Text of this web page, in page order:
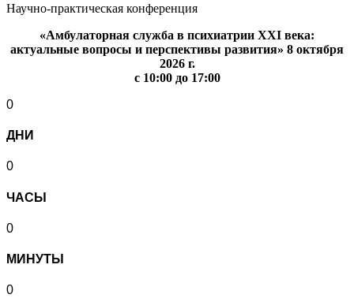
Научно-практическая конференция
«Амбулаторная служба в психиатрии XXI века:
актуальные вопросы и перспективы развития» 8 октября
2026 г.
с 10:00 до 17:00
0
ДНИ
0
ЧАСЫ
0
МИНУТЫ
0